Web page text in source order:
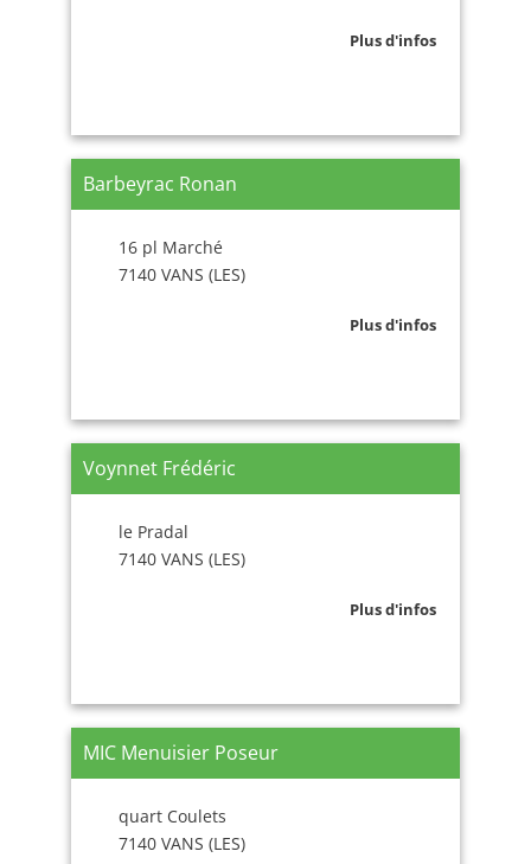
Plus d'infos
Barbeyrac Ronan
16 pl Marché
7140 VANS (LES)
Plus d'infos
Voynnet Frédéric
le Pradal
7140 VANS (LES)
Plus d'infos
MIC Menuisier Poseur
quart Coulets
7140 VANS (LES)